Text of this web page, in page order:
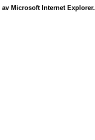
Microsoft Internet Explorer.